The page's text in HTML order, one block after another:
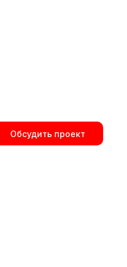
Обсудить проект